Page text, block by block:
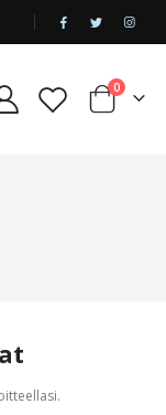
|
Cart
0tuotetta